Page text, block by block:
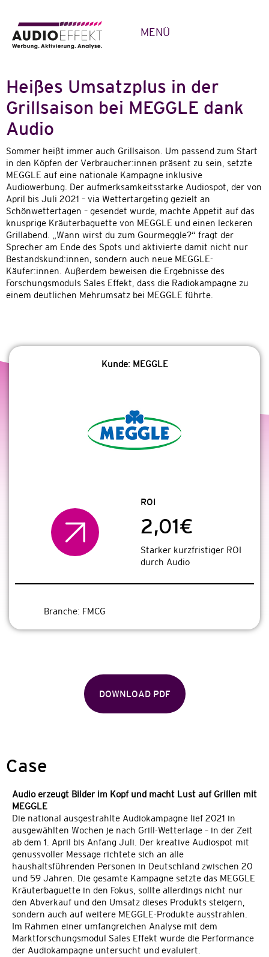
MENÜ
Heißes Umsatzplus in der
Grillsaison bei MEGGLE dank
Audio
Sommer heißt immer auch Grillsaison. Um passend zum Start
in den Köpfen der Verbraucher:innen präsent zu sein, setzte
MEGGLE auf eine nationale Kampagne inklusive
Audiowerbung. Der aufmerksamkeitsstarke Audiospot, der von
April bis Juli 2021 – via Wettertargeting gezielt an
Schönwettertagen – gesendet wurde, machte Appetit auf das
knusprige Kräuterbaguette von MEGGLE und einen leckeren
Grillabend. „Wann wirst du zum Gourmeggle?“ fragt der
Sprecher am Ende des Spots und aktivierte damit nicht nur
Bestandskund:innen, sondern auch neue MEGGLE-
Käufer:innen. Außerdem beweisen die Ergebnisse des
Forschungsmoduls Sales Effekt, dass die Radiokampagne zu
einem deutlichen Mehrumsatz bei MEGGLE führte.
Kunde: MEGGLE
ROI
2,01€
Starker kurzfristiger ROI
durch Audio
Branche: FMCG
DOWNLOAD PDF
Case
Audio erzeugt Bilder im Kopf und macht Lust auf Grillen mit
MEGGLE
Die national ausgestrahlte Audiokampagne lief 2021 in
ausgewählten Wochen je nach Grill-Wetterlage – in der Zeit
ab dem 1. April bis Anfang Juli. Der kreative Audiospot mit
genussvoller Message richtete sich an alle
haushaltsführenden Personen in Deutschland zwischen 20
und 59 Jahren. Die gesamte Kampagne setzte das MEGGLE
Kräuterbaguette in den Fokus, sollte allerdings nicht nur
den Abverkauf und den Umsatz dieses Produkts steigern,
sondern auch auf weitere MEGGLE-Produkte ausstrahlen.
Im Rahmen einer umfangreichen Analyse mit dem
Marktforschungsmodul Sales Effekt wurde die Performance
der Audiokampagne untersucht und evaluiert.